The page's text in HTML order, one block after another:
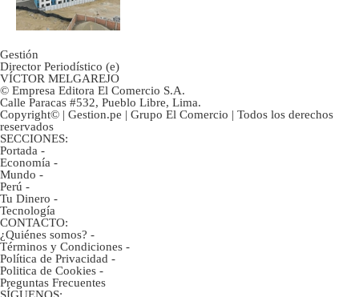
Gestión
Director Periodístico (e)
VÍCTOR MELGAREJO
© Empresa Editora El Comercio S.A.
Calle Paracas #532, Pueblo Libre, Lima.
Copyright© | Gestion.pe | Grupo El Comercio | Todos los derechos
reservados
SECCIONES:
Portada -
Economía -
Mundo -
Perú -
Tu Dinero -
Tecnología
CONTACTO:
¿Quiénes somos? -
Términos y Condiciones -
Política de Privacidad -
Politica de Cookies -
Preguntas Frecuentes